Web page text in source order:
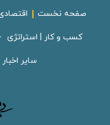
صفحه نخست اقتصادی
کسب و کار | استراتژی
سایر اخبار